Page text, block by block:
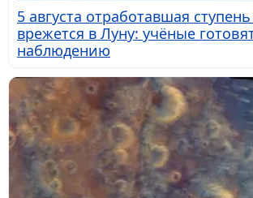
5 августа отработавшая
врежется в Луну: учёные
наблюдению